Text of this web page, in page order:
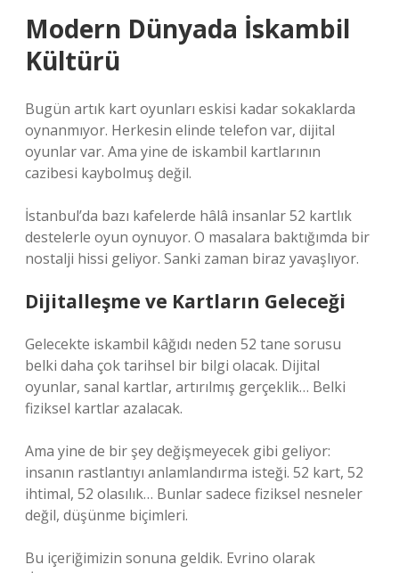
Modern Dünyada İskambil
Kültürü
Bugün artık kart oyunları eskisi kadar sokaklarda
oynanmıyor. Herkesin elinde telefon var, dijital
oyunlar var. Ama yine de iskambil kartlarının
cazibesi kaybolmuş değil.
İstanbul’da bazı kafelerde hâlâ insanlar 52 kartlık
destelerle oyun oynuyor. O masalara baktığımda bir
nostalji hissi geliyor. Sanki zaman biraz yavaşlıyor.
Dijitalleşme ve Kartların Geleceği
Gelecekte iskambil kâğıdı neden 52 tane sorusu
belki daha çok tarihsel bir bilgi olacak. Dijital
oyunlar, sanal kartlar, artırılmış gerçeklik… Belki
fiziksel kartlar azalacak.
Ama yine de bir şey değişmeyecek gibi geliyor:
insanın rastlantıyı anlamlandırma isteği. 52 kart, 52
ihtimal, 52 olasılık… Bunlar sadece fiziksel nesneler
değil, düşünme biçimleri.
Bu içeriğimizin sonuna geldik. Evrino olarak